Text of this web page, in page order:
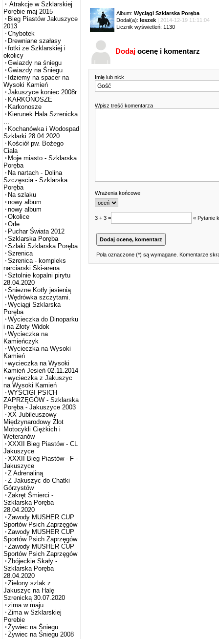
Atrakcje w Szklarskiej
Porębie maj 2015
Bieg Piastów Jakuszyce
2013
Chybotek
Drewniane szałasy
fotki ze Szklarskiej i
okolicy
Gwiazdy na śniegu
Gwiazdy na Śniegu
Idziemy na spacer na
Wysoki Kamień
Jakuszyce koniec 2008r
KARKONOSZE
Karkonosze
Kierunek Hala Szrenicka
...
Kochanówka i Wodospad
Szklarki 28.04.2020
Kościół pw. Bożego
Ciała
Moje miasto - Szklarska
Poręba
Na nartach - Dolina
Szczęscia - Szklarska
Poręba
Na szlaku
nowy album
nowy album
Okolice
Orle
Puchar Świata 2012
Szklarska Poręba
Szlaki Szklarska Poręba
Szrenica
Szrenica - kompleks
narciarski Ski-arena
Sztolnie kopalni pirytu
28.04.2020
Śnieżne Kotły jesienią
Wędrówka szczytami.
Wyciągi Szklarska
Poręba
Wycieczka do Dinoparku
i na Złoty Widok
Wycieczka na
Kamieńczyk
Wycieczka na Wysoki
Kamień
wycieczka na Wysoki
Kamień Jesień 02.11.2014
wycieczka z Jakuszyc
na Wysoki Kamień
WYŚCIGI PSICH
ZAPRZĘGÓW - Szklarska
Poręba - Jakuszyce 2003
XX Jubileuszowy
Międzynarodowy Zlot
Motocykli Ciężkich i
Weteranów
XXXII Bieg Piastów - CL
Jakuszyce
XXXII Bieg Piastów - F -
Jakuszyce
Z Adrenaliną
Z Jakuszyc do Chatki
Górzystów
Zakręt Śmierci -
Szklarska Poręba
28.04.2020
Zawody MUSHER CUP
Sportów Psich Zaprzęgów
Zawody MUSHER CUP
Sportów Psich Zaprzęgów
Zawody MUSHER CUP
Sportów Psich Zaprzęgów
Zbójeckie Skały -
Szklarska Poręba
28.04.2020
Zielony szlak z
Jakuszyc na Halę
Szrenicką 30.07.2020
zima w maju
Zima w Szklarskiej
Porebie
Żywiec na Śniegu
Żywiec na Śniegu 2008
Album: Wyciągi Szklarska Poręba
Dodał(a): leszek | 2014-12-19 11:11:04
Licznik wyświetleń: 1130
Dodaj ocenę i komentarz
Imię lub nick
Wpisz treść komentarza
Wrażenia końcowe
3 + 3 = « Pytanie
Pola oznaczone (*) są wymagane. Komentarze